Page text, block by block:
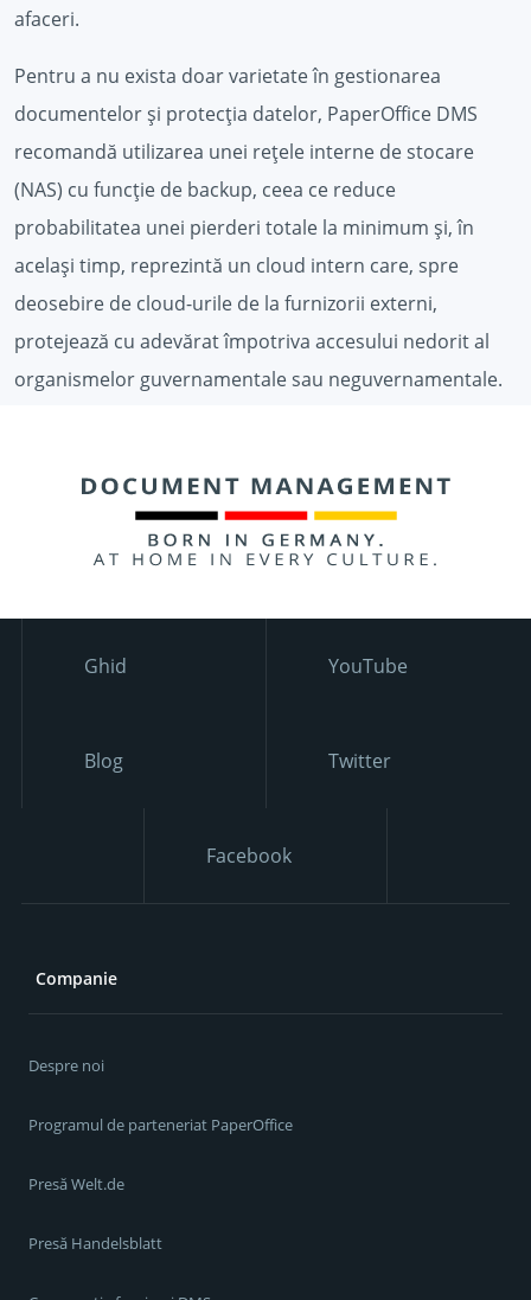
afaceri.
Pentru a nu exista doar varietate în gestionarea
documentelor și protecția datelor, PaperOffice DMS
recomandă utilizarea unei rețele interne de stocare
(NAS) cu funcție de backup, ceea ce reduce
probabilitatea unei pierderi totale la minimum și, în
același timp, reprezintă un cloud intern care, spre
deosebire de cloud-urile de la furnizorii externi,
protejează cu adevărat împotriva accesului nedorit al
organismelor guvernamentale sau neguvernamentale.
Ghid YouTube
Blog Twitter
Facebook
Companie
Despre noi
Programul de parteneriat PaperOffice
Presă Welt.de
Presă Handelsblatt